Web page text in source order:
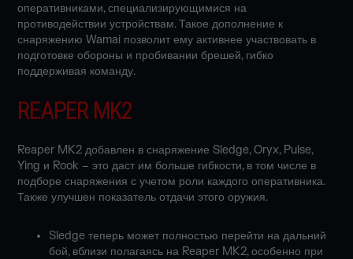
оперативниками, специализирующимися на
противодействии устройствам. Такое дополнение к
снаряжению Wamai позволит ему активнее участвовать в
подготовке обороны и пробивании брешей, гибко
поддерживая команду.
REAPER MK2
Reaper MK2 добавлен в снаряжение Sledge, Oryx, Pulse,
Ying и Rook – это даст им больше гибкости, в том числе в
подборе снаряжения с учетом роли каждого оперативника.
Также улучшен показатель отдачи этого оружия.
Sledge теперь может полностью перейти на дальний
бой, вблизи полагаясь на Reaper MK2, особенно при